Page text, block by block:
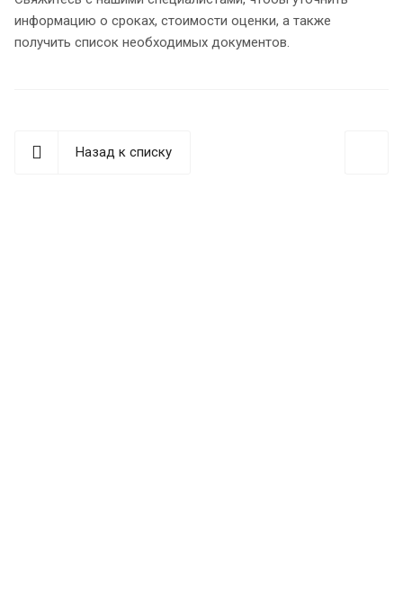
информацию о сроках, стоимости оценки, а также
получить список необходимых документов.
Назад к списку